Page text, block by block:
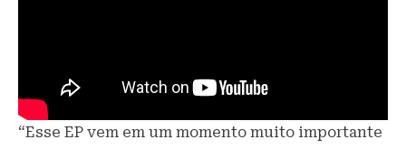
“Esse EP vem em um momento muito importante